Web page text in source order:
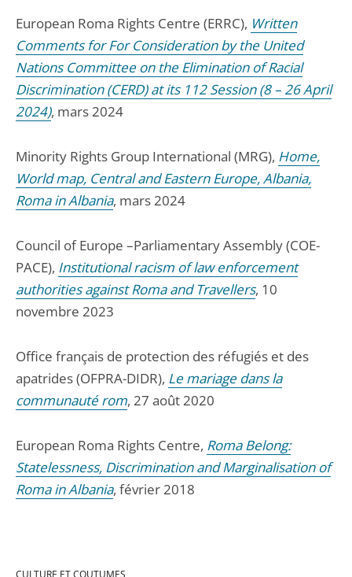
European Roma Rights Centre (ERRC), Written
Comments for For Consideration by the United
Nations Committee on the Elimination of Racial
Discrimination (CERD) at its 112 Session (8 – 26 April
2024), mars 2024
Minority Rights Group International (MRG), Home,
World map, Central and Eastern Europe, Albania,
Roma in Albania, mars 2024
Council of Europe –Parliamentary Assembly (COE-
PACE), Institutional racism of law enforcement
authorities against Roma and Travellers, 10
novembre 2023
Office français de protection des réfugiés et des
apatrides (OFPRA-DIDR), Le mariage dans la
communauté rom, 27 août 2020
European Roma Rights Centre, Roma Belong:
Statelessness, Discrimination and Marginalisation of
Roma in Albania, février 2018
CULTURE ET COUTUMES